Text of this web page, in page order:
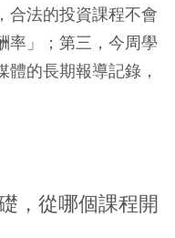
合法的投資課程不會
率」；第三，今周學
的長期報導記錄，
，從哪個課程開